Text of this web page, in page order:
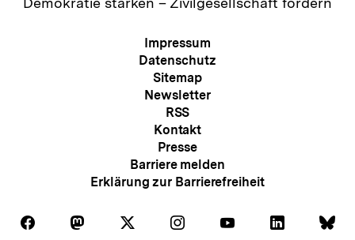
Meta-
Navigation
Impressum
Datenschutz
Sitemap
Newsletter
RSS
Kontakt
Presse
Barriere melden
Erklärung zur Barrierefreiheit
Folgen
Auf
Folgen Folgen Folgen
Auf
Folgen Folgen